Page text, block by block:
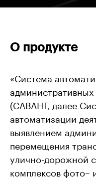
О продукте
«Система
(САВАНТ, далее
автоматизации
выявлением
перемещения
улично-дорожной
комплексов фото–